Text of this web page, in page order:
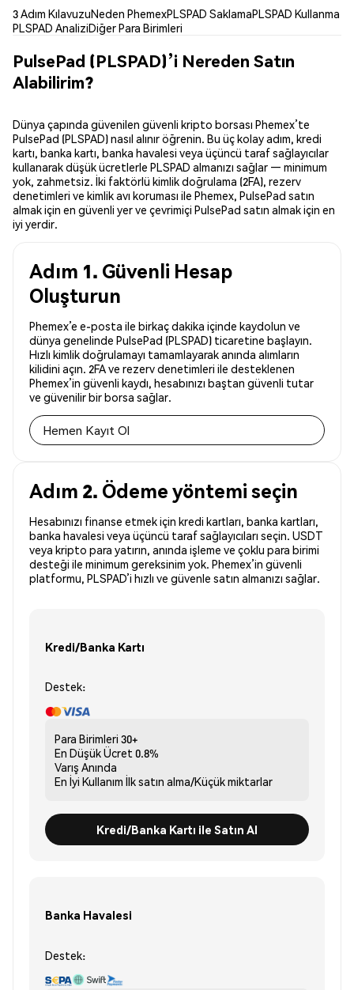
3 Adım KılavuzuNeden PhemexPLSPAD SaklamaPLSPAD Kullanma
PLSPAD AnaliziDiğer Para Birimleri
PulsePad (PLSPAD)’i Nereden Satın
Alabilirim?
Dünya çapında güvenilen güvenli kripto borsası Phemex’te
PulsePad (PLSPAD) nasıl alınır öğrenin. Bu üç kolay adım, kredi
kartı, banka kartı, banka havalesi veya üçüncü taraf sağlayıcılar
kullanarak düşük ücretlerle PLSPAD almanızı sağlar — minimum
yok, zahmetsiz. İki faktörlü kimlik doğrulama (2FA), rezerv
denetimleri ve kimlik avı koruması ile Phemex, PulsePad satın
almak için en güvenli yer ve çevrimiçi PulsePad satın almak için en
iyi yerdir.
Adım 1. Güvenli Hesap
Oluşturun
Phemex’e e-posta ile birkaç dakika içinde kaydolun ve
dünya genelinde PulsePad (PLSPAD) ticaretine başlayın.
Hızlı kimlik doğrulamayı tamamlayarak anında alımların
kilidini açın. 2FA ve rezerv denetimleri ile desteklenen
Phemex’in güvenli kaydı, hesabınızı baştan güvenli tutar
ve güvenilir bir borsa sağlar.
Hemen Kayıt Ol
Adım 2. Ödeme yöntemi seçin
Hesabınızı finanse etmek için kredi kartları, banka kartları,
banka havalesi veya üçüncü taraf sağlayıcıları seçin. USDT
veya kripto para yatırın, anında işleme ve çoklu para birimi
desteği ile minimum gereksinim yok. Phemex’in güvenli
platformu, PLSPAD’i hızlı ve güvenle satın almanızı sağlar.
Kredi/Banka Kartı
Destek:
Para Birimleri 30+
En Düşük Ücret 0.8%
Varış Anında
En İyi Kullanım İlk satın alma/Küçük miktarlar
Kredi/Banka Kartı ile Satın Al
Banka Havalesi
Destek: